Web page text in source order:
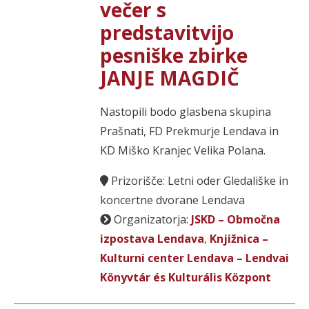
večer s
predstavitvijo
pesniške zbirke
JANJE MAGDIČ
Nastopili bodo glasbena skupina
Prašnati, FD Prekmurje Lendava in
KD Miško Kranjec Velika Polana.
Prizorišče: Letni oder Gledališke in
koncertne dvorane Lendava
Organizatorja: JSKD – Območna
izpostava Lendava, Knjižnica –
Kulturni center Lendava – Lendvai
Könyvtár és Kulturális Központ